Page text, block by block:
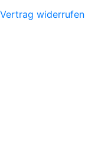
Vertrag widerrufen